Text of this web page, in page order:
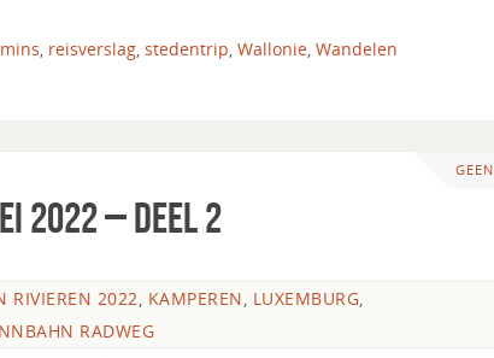
, reisverslag, stedentrip, Wallonie, Wandelen
2022 – Deel 2
RIVIEREN 2022, KAMPEREN, LUXEMBURG,
RADWEG